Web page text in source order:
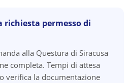
richiesta permesso di
alla Questura di Siracusa
completa. Tempi di attesa
verifica la documentazione